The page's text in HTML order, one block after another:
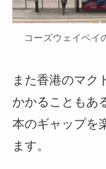
コーズウェイベイ
また香港のマク
かかることもあ
本のギャップを
ます。